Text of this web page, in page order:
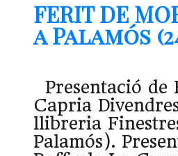
FERIT DE
a Palamós
Presentació de
Capria
llibreria
Palamós).